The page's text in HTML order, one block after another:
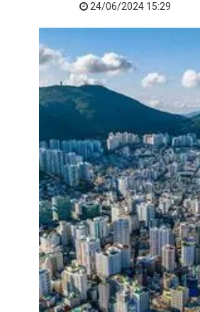
24/06/2024 15:29